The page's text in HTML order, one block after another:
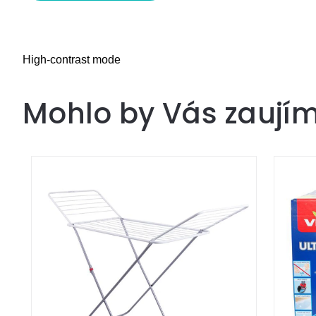
High-contrast mode
Mohlo by Vás